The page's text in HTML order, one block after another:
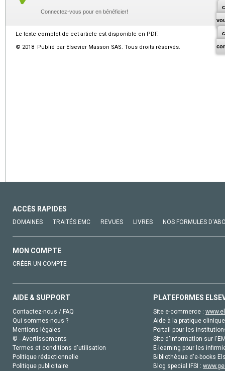
Connectez-vous pour en bénéficier!
Le texte complet de cet article est disponible en PDF.
© 2018 Publié par Elsevier Masson SAS. Tous droits réservés.
ACCÈS RAPIDES
DOMAINES TRAITÉS EMC REVUES LIVRES NOS FORMULES
MON COMPTE
CRÉER UN COMPTE
AIDE & SUPPORT
Contactez-nous / FAQ
Qui sommes-nous ?
Mentions légales
© - Avertissements
Termes et conditions d'utilisation
Politique rédactionnelle
Politique publicitaire
PLATEFORMES
Site e-commerce :
Aide à la pratique
Portail pour les
Site d'information sur
E-learning pour les
Bibliothèque d'e-books
Blog special IFSI :